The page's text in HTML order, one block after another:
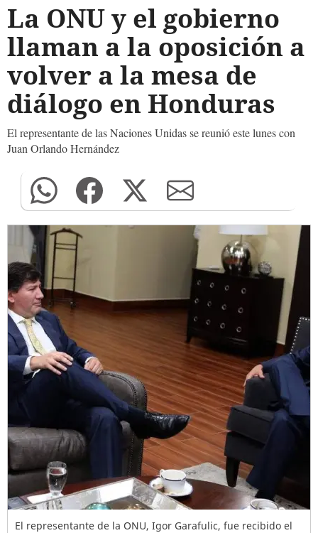
La ONU y el gobierno
llaman a la oposición a
volver a la mesa de
diálogo en Honduras
El representante de las Naciones Unidas se reunió este lunes con
Juan Orlando Hernández
El representante de la ONU, Igor Garafulic, fue recibido el